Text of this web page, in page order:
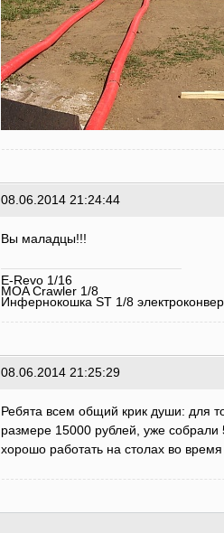
08.06.2014 21:24:44
Вы маладцы!!!
E-Revo 1/16
MOA Crawler 1/8
Инфернокошка ST 1/8
08.06.2014 21:25:29
Ребята всем общий крик души: для
размере 15000 рублей, уже
хорошо работать на столах во